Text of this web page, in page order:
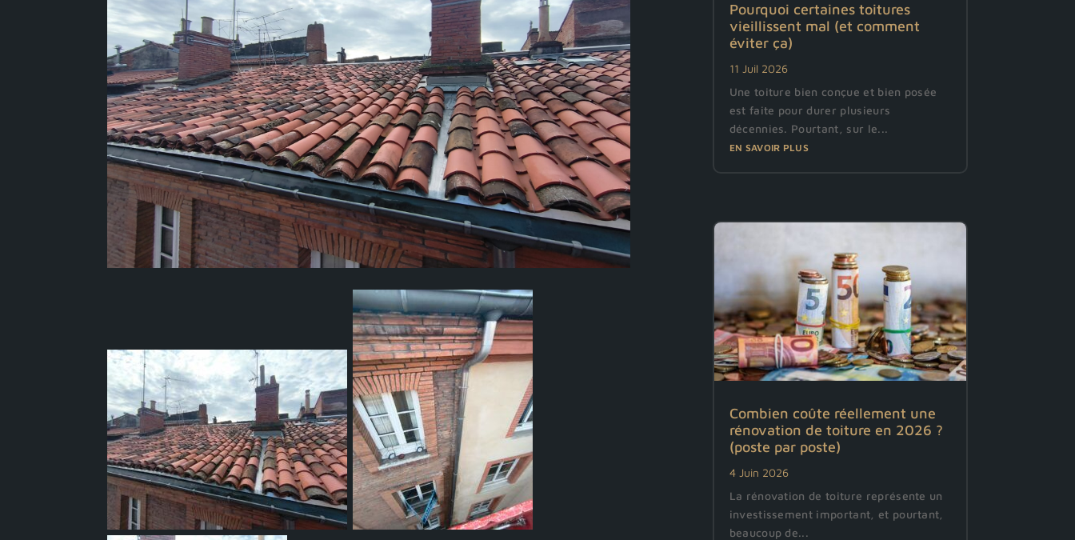
Pourquoi certaines toitures
vieillissent mal (et comment
éviter ça)
11 Juil 2026
Une toiture bien conçue et bien posée
est faite pour durer plusieurs
décennies. Pourtant, sur le...
EN SAVOIR PLUS
Combien coûte réellement une
rénovation de toiture en 2026 ?
(poste par poste)
4 Juin 2026
La rénovation de toiture représente un
investissement important, et pourtant,
beaucoup de...